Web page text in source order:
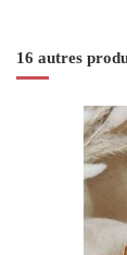
16 autres